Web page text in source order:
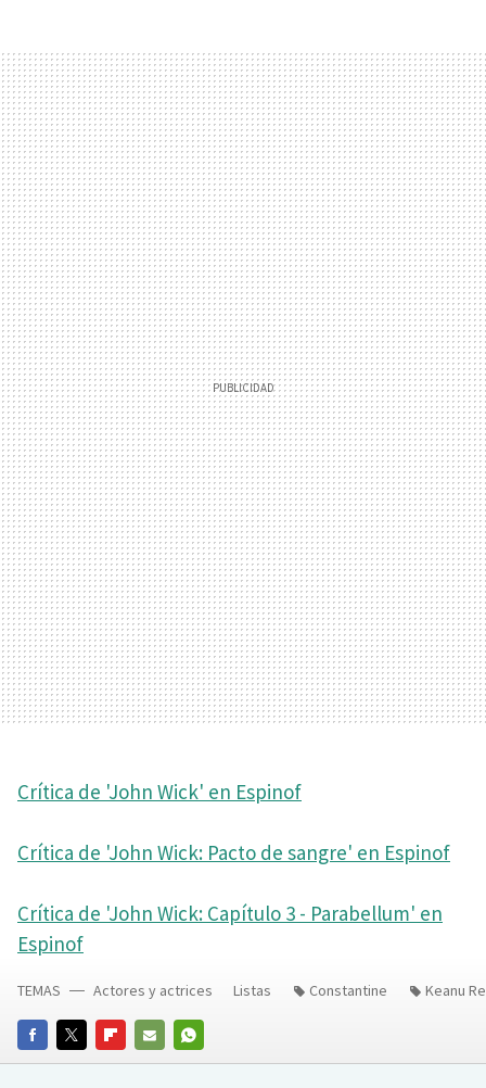
Crítica de 'John Wick' en Espinof
Crítica de 'John Wick: Pacto de sangre' en Espinof
Crítica de 'John Wick: Capítulo 3 - Parabellum' en
Espinof
FACEBOOKTWITTERFLIPBOARD
E-
WHATSAPP
TEMAS Actores y actrices Listas Constantine Keanu